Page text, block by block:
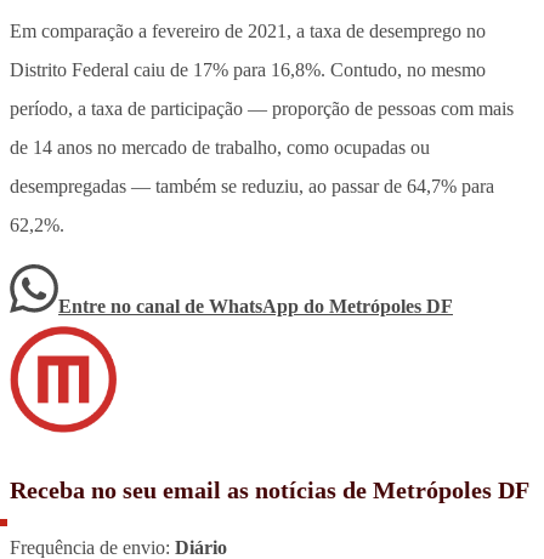
Em comparação a fevereiro de 2021, a taxa de desemprego no
Distrito Federal caiu de 17% para 16,8%. Contudo, no mesmo
período, a taxa de participação — proporção de pessoas com mais
de 14 anos no mercado de trabalho, como ocupadas ou
desempregadas — também se reduziu, ao passar de 64,7% para
62,2%.
Entre no canal de WhatsApp do Metrópoles DF
Receba no seu email as notícias de Metrópoles DF
Frequência de envio: Diário